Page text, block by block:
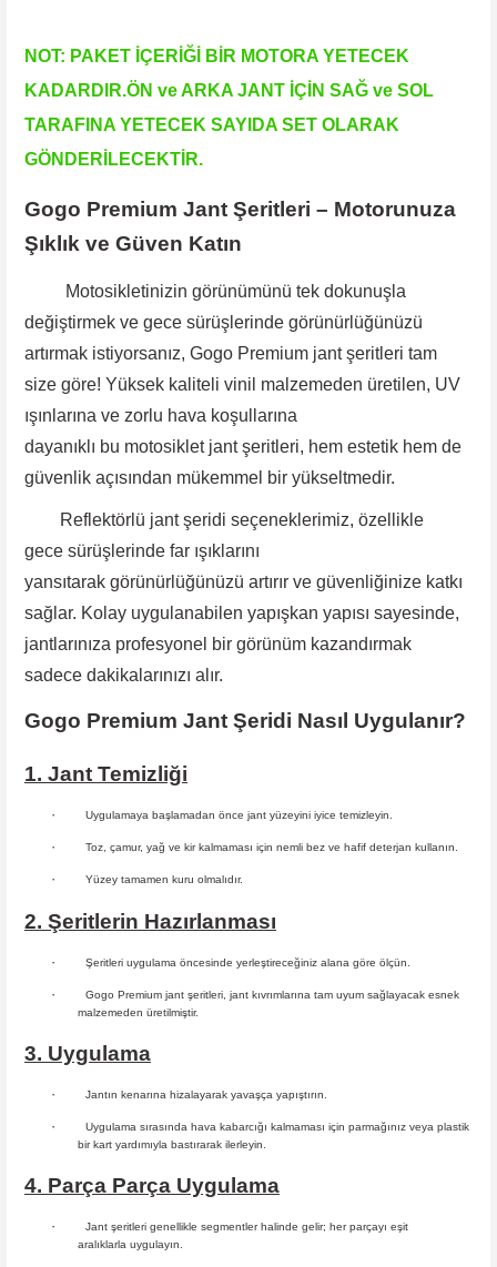
NOT: PAKET İÇERİĞİ BİR MOTORA YETECEK
KADARDIR.ÖN ve ARKA JANT İÇİN SAĞ ve SOL
TARAFINA YETECEK SAYIDA SET OLARAK
GÖNDERİLECEKTİR.
Gogo Premium Jant Şeritleri – Motorunuza
Şıklık ve Güven Katın
Motosikletinizin görünümünü tek dokunuşla
değiştirmek ve gece sürüşlerinde görünürlüğünüzü
artırmak istiyorsanız, Gogo Premium jant şeritleri tam
size göre! Yüksek kaliteli vinil malzemeden üretilen, UV
ışınlarına ve zorlu hava koşullarına
dayanıklı bu motosiklet jant şeritleri, hem estetik hem de
güvenlik açısından mükemmel bir yükseltmedir.
Reflektörlü jant şeridi seçeneklerimiz, özellikle
gece sürüşlerinde far ışıklarını
yansıtarak görünürlüğünüzü artırır ve güvenliğinize katkı
sağlar. Kolay uygulanabilen yapışkan yapısı sayesinde,
jantlarınıza profesyonel bir görünüm kazandırmak
sadece dakikalarınızı alır.
Gogo Premium Jant Şeridi Nasıl Uygulanır?
1. Jant Temizliği
· Uygulamaya başlamadan önce jant yüzeyini iyice temizleyin.
· Toz, çamur, yağ ve kir kalmaması için nemli bez ve hafif deterjan kullanın.
· Yüzey tamamen kuru olmalıdır.
2. Şeritlerin Hazırlanması
· Şeritleri uygulama öncesinde yerleştireceğiniz alana göre ölçün.
·
Gogo Premium jant şeritleri, jant kıvrımlarına tam uyum sağlayacak esnek
malzemeden üretilmiştir.
3. Uygulama
· Jantın kenarına hizalayarak yavaşça yapıştırın.
·
Uygulama sırasında hava kabarcığı kalmaması için parmağınız veya plastik
bir kart yardımıyla bastırarak ilerleyin.
4. Parça Parça Uygulama
·
Jant şeritleri genellikle segmentler halinde gelir; her parçayı eşit
aralıklarla uygulayın.